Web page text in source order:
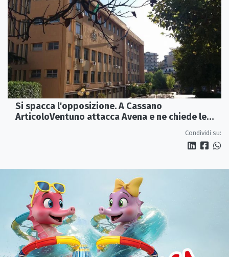
Si spacca l'opposizione. A Cassano
ArticoloVentuno attacca Avena e ne chiede le
Condividi su: